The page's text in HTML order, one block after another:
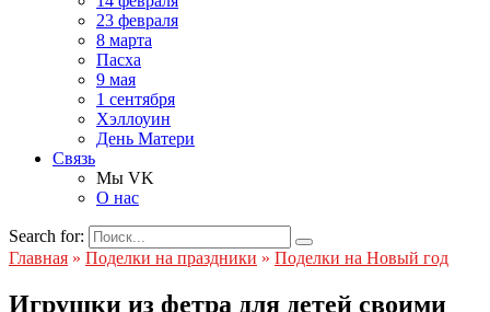
23 февраля
8 марта
Пасха
9 мая
1 сентября
Хэллоуин
День Матери
Связь
Мы VK
О нас
Search for:
Главная » Поделки на праздники » Поделки на Новый год
Игрушки из фетра для детей своими